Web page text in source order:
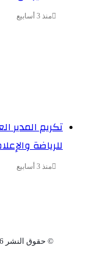
منذ 3 أسابيع
تكريم المدير
للرياضة
منذ 3 أسابيع
© حقوق النشر 2026، جميع الحقوق محفوظة، تصميم